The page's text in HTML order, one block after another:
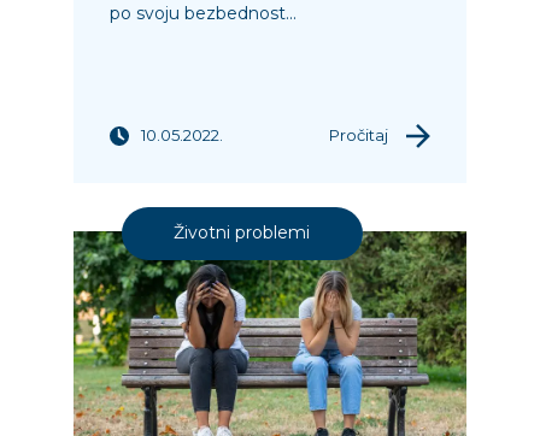
po svoju bezbednost...
10.05.2022. Pročitaj
Životni problemi